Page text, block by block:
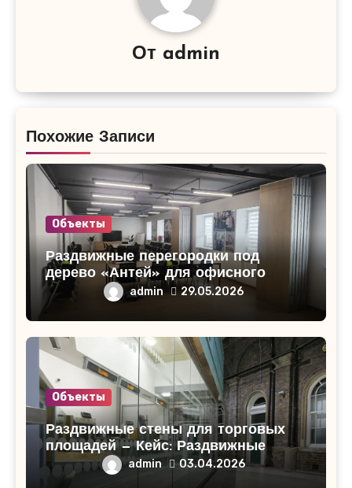
От admin
Похожие Записи
Объекты
Раздвижные перегородки под
дерево «Антей» для офисного
помещения в Кирово-Чепецке
admin 29.05.2026
Объекты
Раздвижные стены для торговых
площадей — Кейс: Раздвижные
стены для торгового центра
«СитиМолл»!
admin 03.04.2026